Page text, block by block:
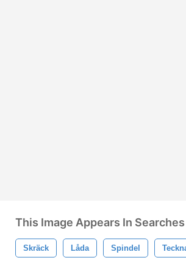
This Image Appears In
Skräck Låda Spindel